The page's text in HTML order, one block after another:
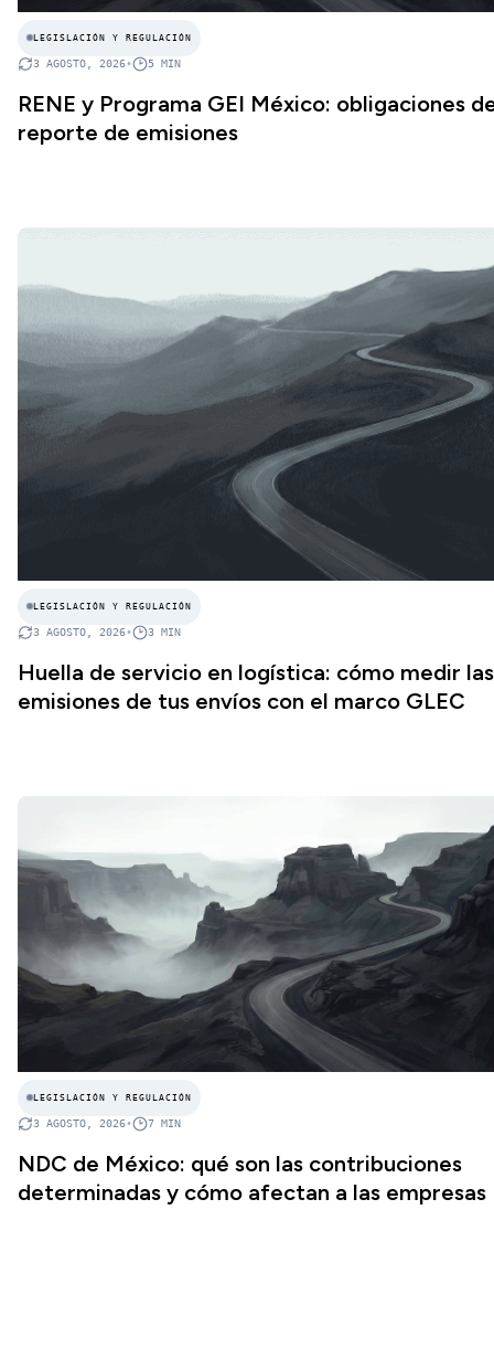
LEGISLACIÓN Y REGULACIÓN
3 AGOSTO, 2026• 5 MIN
RENE y Programa GEI México: obligaciones
reporte de emisiones
LEGISLACIÓN Y REGULACIÓN
3 AGOSTO, 2026• 3 MIN
Huella de servicio en logística: cómo medir las
emisiones de tus envíos con el marco GLEC
LEGISLACIÓN Y REGULACIÓN
3 AGOSTO, 2026• 7 MIN
NDC de México: qué son las contribuciones
determinadas y cómo afectan a las empresas